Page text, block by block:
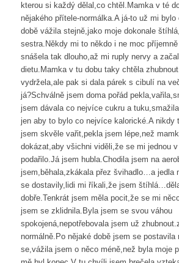
kterou si každý dělal,co chtěl.Mamka v té
nějakého přítele-normálka.A já-to už mi
době vážila stejně,jako moje dokonale
sestra.Někdy mi to někdo i ne moc
snášela tak dlouho,až mi ruply nervy a
dietu.Mamka v tu dobu taky chtěla
vydržela,ale pak si dala párek s cibulí na
já?Schválně jsem doma pořád
jsem dávala co nejvíce cukru a
jen aby to bylo co nejvíce kalorické.A nikdy
jsem skvěle vařit,pekla jsem lépe,než
dokázat,aby všichni viděli,že se mi jednou
podařilo.Já jsem hubla.Chodila jsem na
jsem,běhala,zkákala přez švihadlo…a jedla
se dostavily,lidi mi říkali,že jsem
dobře.Tenkrát jsem měla pocit,že se mi
jsem se zklidnila.Byla jsem se svou váhou
spokojená,nepotřebovala jsem už
normálně.Po nějaké době jsem se postavila
se,vážila jsem o něco méně,než byla moje